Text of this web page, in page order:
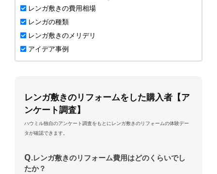
レンガ敷きの費用相場
レンガの種類
レンガ敷きのメリデリ
アイデア事例
レンガ敷きのリフォームをした購入者【ア
ンケート調査】
ハウミル独自のアンケート調査をもとにレンガ敷きのリフォームの体験デー
タが確認できます。
Q.レンガ敷きのリフォーム費用はどのくらいでし
たか？